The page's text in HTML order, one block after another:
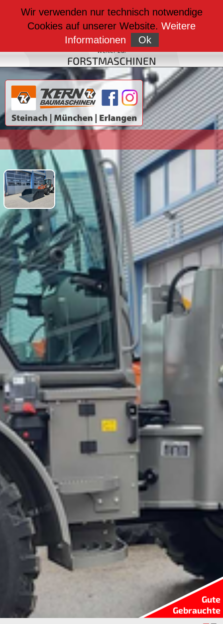
BAUMASCHINEN
weiter zu:
FAHRZEUGBAU
weiter zu:
FORSTMASCHINEN
Gute
Gebrauchte
Wir verwenden nur technisch notwendige
Cookies auf unserer Website. Weitere
Informationen
Ok